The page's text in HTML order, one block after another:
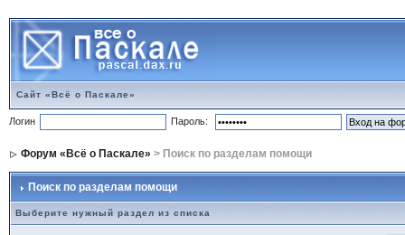
Сайт «Всё о Паскале»
Логин Пароль:
Форум «Всё о Паскале» > Поиск по разделам помощи
Поиск по разделам помощи
Выберите нужный раздел из списка